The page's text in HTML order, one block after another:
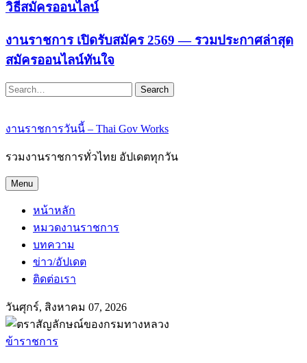
วิธีสมัครออนไลน์
งานราชการ เปิดรับสมัคร 2569 — รวมประกาศล่าสุด
สมัครออนไลน์ทันใจ
Search
งานราชการวันนี้ – Thai Gov Works
รวมงานราชการทั่วไทย อัปเดตทุกวัน
Menu
หน้าหลัก
หมวดงานราชการ
บทความ
ข่าว/อัปเดต
ติดต่อเรา
วันศุกร์, สิงหาคม 07, 2026
ข้าราชการ